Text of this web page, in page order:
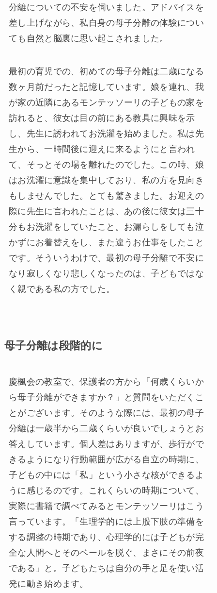
分離についての不安を伺いました。アドバイスを
差し上げながら、私自身の母子分離の体験につい
ても自然と脳裏に思い起こされました。
最初の育児での、初めての母子分離は二歳になる
数ヶ月前だったと記憶しています。娘を連れ、我
が家の近隣にあるモンテッソーリの子どもの家を
訪れると、彼女は目の前にある教具に興味を示
し、先生に誘われてお洗濯を始めました。私は先
生から、一時間後に迎えに来るようにと言われ
て、そっとその場を離れたのでした。この時、娘
はお洗濯に意識を集中しており、私の方を見向き
もしませんでした。とても驚きました。お迎えの
際に先生に言われたことは、あの後に彼女は三十
分もお洗濯をしていたこと。お漏らしをしても泣
かずにお着替えをし、また違うお仕事をしたこと
です。そういうわけで、最初の母子分離で不安に
なり寂しくなり悲しくなったのは、子どもではな
く親である私の方でした。
母子分離は段階的に
慶楓会の教室で、保護者の方から「何歳くらいか
ら母子分離ができますか？」と質問をいただくこ
とがございます。そのような際には、最初の母子
分離は一歳半から二歳くらいが良いでしょうとお
答えしています。個人差はありますが、歩行がで
きるようになり行動範囲が広がる自立の時期に、
子どもの中には「私」という小さな核ができるよ
うに感じるのです。これくらいの時期について、
実際に書籍で調べてみるとモンテッソーリはこう
言っています。「生理学的には上股下肢の準備を
する調整の時期であり、心理学的には子どもが完
全な人間へとそのベールを脱ぐ、まさにその前夜
である」と。子どもたちは自分の手と足を使い活
発に動き始めます。